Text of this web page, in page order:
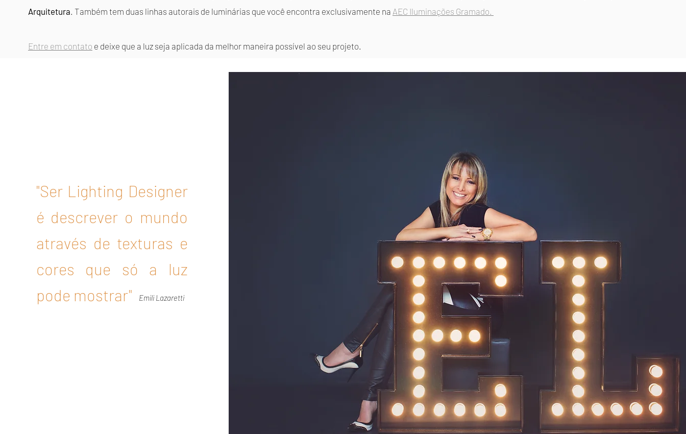
Arquitetura. Também tem duas linhas autorais de luminárias que você encontra exclusivamente na AEC Iluminações Gramado.
Entre em contato e deixe que a luz seja aplicada da melhor maneira possível ao seu projeto.
"Ser Lighting Designer
é descrever o mundo
através de texturas e
cores que só a luz
pode mostrar"
Emili Lazaretti